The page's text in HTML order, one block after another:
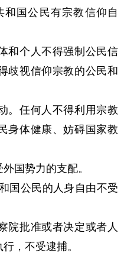
国公民有宗教信仰自
个人不得强制公民信
歧视信仰宗教的公民和
任何人不得利用宗教
身体健康、妨碍国家教
国势力的支配。
公民的人身自由不受
批准或者决定或者人
，不受逮捕。